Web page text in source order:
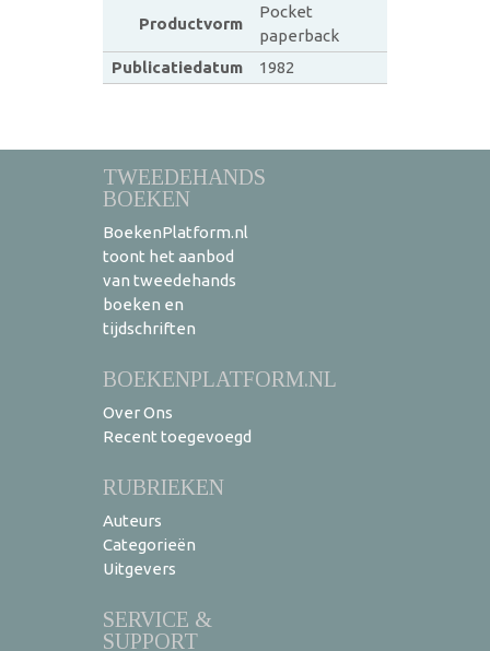
Productvorm
Pocket
paperback
Publicatiedatum
1982
TWEEDEHANDS
BOEKEN
BoekenPlatform.nl
toont het aanbod
van tweedehands
boeken en
tijdschriften
BOEKENPLATFORM.NL
Over Ons
Recent toegevoegd
RUBRIEKEN
Auteurs
Categorieën
Uitgevers
SERVICE &
SUPPORT